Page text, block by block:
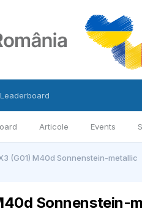
Articole Events
Leaderboard
(G01) M40d Sonnenstein-metallic
Sonnenstein-